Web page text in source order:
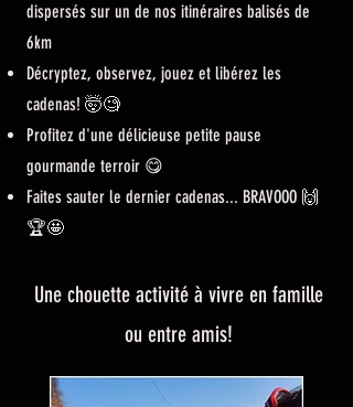
dispersés sur un de nos itinéraires balisés de
6km
Décryptez, observez, jouez et libérez les
cadenas! 🤯🧐
Profitez d'une délicieuse petite pause
gourmande terroir 😋
Faites sauter le dernier cadenas... BRAVOOO 🙌
🏆🤩
Une chouette activité à vivre en famille
ou entre amis!